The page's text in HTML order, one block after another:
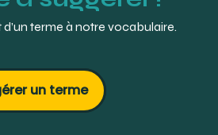
terme à notre vocabulaire.
un terme